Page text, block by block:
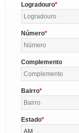
Logradouro
Número
Complemento
Bairro
Estado
AM